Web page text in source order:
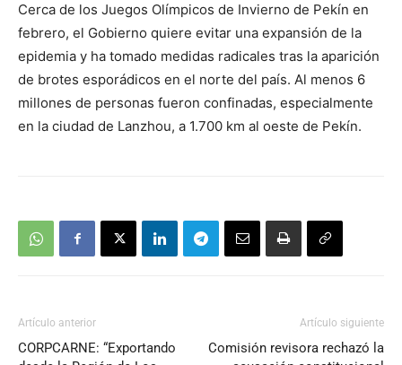
Cerca de los Juegos Olímpicos de Invierno de Pekín en
febrero, el Gobierno quiere evitar una expansión de la
epidemia y ha tomado medidas radicales tras la aparición
de brotes esporádicos en el norte del país. Al menos 6
millones de personas fueron confinadas, especialmente
en la ciudad de Lanzhou, a 1.700 km al oeste de Pekín.
Artículo anterior
CORPCARNE: “Exportando
Artículo siguiente
Comisión revisora rechazó la